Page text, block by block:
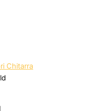
Chitarra